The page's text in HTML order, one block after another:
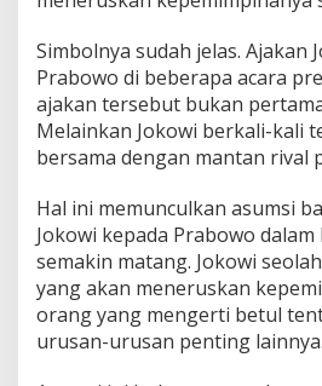
e
i
a
M
a
s
a
e
p
a
n
Simbolnya sudah jelas. Ajakan
Prabowo di beberapa acara
ajakan tersebut bukan
Melainkan Jokowi berkali-kali
bersama dengan mantan rival
Hal ini memunculkan asumsi
Jokowi kepada Prabowo dalam
semakin matang. Jokowi
yang akan meneruskan
orang yang mengerti betul
urusan-urusan penting lainnya.